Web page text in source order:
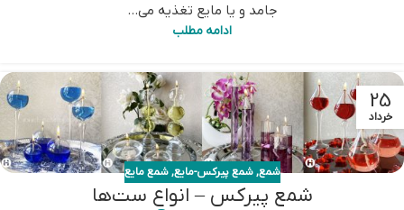
جامد و یا مایع تغذیه می‌...
ادامه مطلب
25
خرداد
شمع,شمع پیرکس-مایع,شمع مایع
شمع پیرکس – انواع ست‌ها